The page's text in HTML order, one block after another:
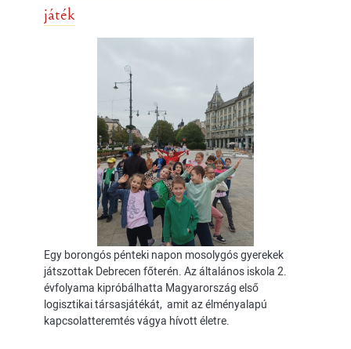
játék
Egy borongós pénteki napon mosolygós gyerekek
játszottak Debrecen főterén. Az általános iskola 2.
évfolyama kipróbálhatta Magyarország első
logisztikai társasjátékát, amit az élményalapú
kapcsolatteremtés vágya hívott életre.